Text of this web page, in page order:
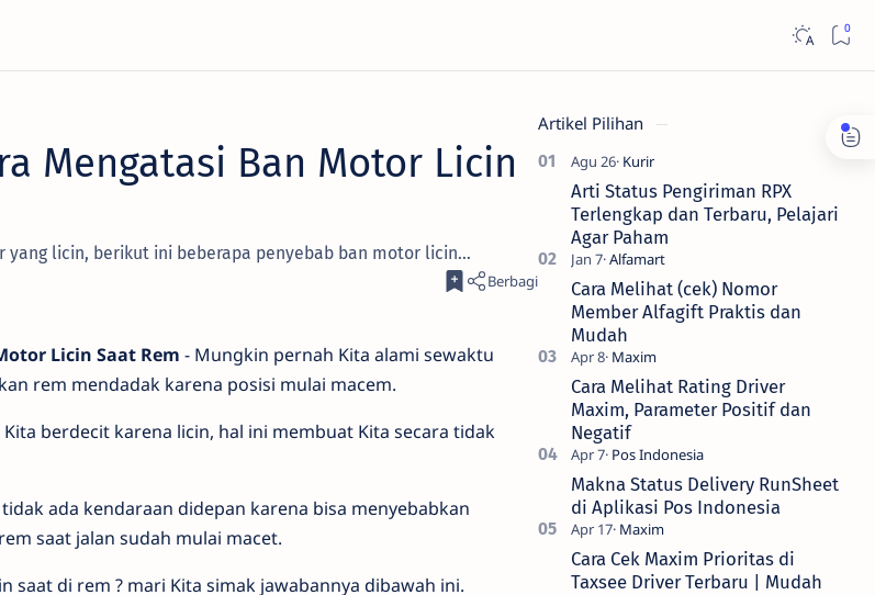
Mengatasi Ban Motor Licin
yang licin, berikut ini beberapa penyebab ban motor licin...
Licin Saat Rem - Mungkin pernah Kita alami sewaktu
rem mendadak karena posisi mulai macem.
berdecit karena licin, hal ini membuat Kita secara tidak
ada kendaraan didepan karena bisa menyebabkan
saat jalan sudah mulai macet.
saat di rem ? mari Kita simak jawabannya dibawah ini.
Artikel Pilihan
Arti Status Pengiriman RPX
Terlengkap dan Terbaru, Pelajari
Agar Paham
Cara Melihat (cek) Nomor
Member Alfagift Praktis dan
Mudah
Cara Melihat Rating Driver
Maxim, Parameter Positif dan
Negatif
Makna Status Delivery RunSheet
di Aplikasi Pos Indonesia
Cara Cek Maxim Prioritas di
Taxsee Driver Terbaru | Mudah